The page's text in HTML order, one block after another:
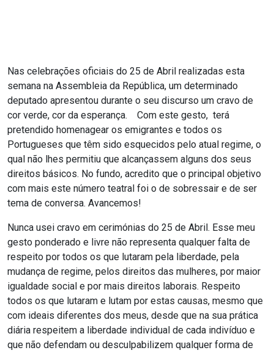
Nas celebrações oficiais do 25 de Abril realizadas esta
semana na Assembleia da República, um determinado
deputado apresentou durante o seu discurso um cravo de
cor verde, cor da esperança. Com este gesto, terá
pretendido homenagear os emigrantes e todos os
Portugueses que têm sido esquecidos pelo atual regime, o
qual não lhes permitiu que alcançassem alguns dos seus
direitos básicos. No fundo, acredito que o principal objetivo
com mais este número teatral foi o de sobressair e de ser
tema de conversa. Avancemos!
Nunca usei cravo em cerimónias do 25 de Abril. Esse meu
gesto ponderado e livre não representa qualquer falta de
respeito por todos os que lutaram pela liberdade, pela
mudança de regime, pelos direitos das mulheres, por maior
igualdade social e por mais direitos laborais. Respeito
todos os que lutaram e lutam por estas causas, mesmo que
com ideais diferentes dos meus, desde que na sua prática
diária respeitem a liberdade individual de cada indivíduo e
que não defendam ou desculpabilizem qualquer forma de